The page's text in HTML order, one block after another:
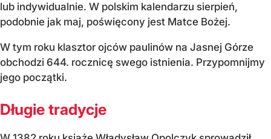
lub indywidualnie. W polskim kalendarzu sierpień,
podobnie jak maj, poświęcony jest Matce Bożej.
W tym roku klasztor ojców paulinów na Jasnej Górze
obchodzi 644. rocznicę swego istnienia. Przypomnijmy
jego początki.
Długie tradycje